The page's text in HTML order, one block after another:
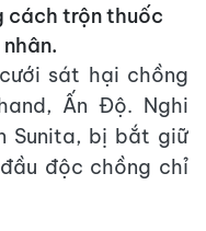
cách trộn thuốc
sát hại chồng
Ấn Độ. Nghi
Sunita, bị bắt giữ
độc chồng chỉ